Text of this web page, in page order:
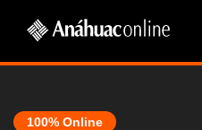
100% Online